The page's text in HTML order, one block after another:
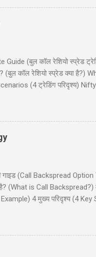
क्या है? (What is Bull Put
(बुल कॉल रेशियो स्प्रेड
कॉल रेशियो स्प्रेड क्या है?)
(4 ट्रेडिंग परिदृश्य)
कॉल रेशियो स्प्रेड (Bull Call
ऑप्शन खरीदने और एक कॉल ऑप्शन
गाइड (Call Backspread
(What is Call
4 मुख्य परिदृश्य (4
Backspread) एक उन्नत ऑप्शन
move) की संभावना दिखाई